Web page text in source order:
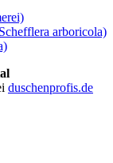
arboricola)
duschenprofis.de